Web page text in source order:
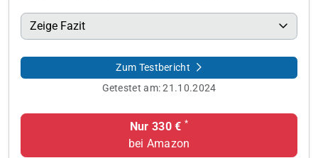
Zeige Fazit
Zum Testbericht
Getestet am:21.10.2024
Nur 330 € *
bei Amazon